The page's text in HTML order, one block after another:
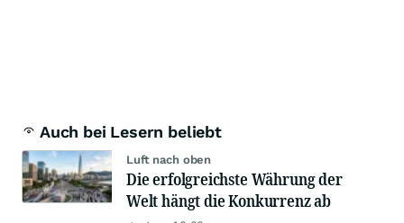
Auch bei Lesern beliebt
Luft nach oben
Die erfolgreichste Währung der
Welt hängt die Konkurrenz ab